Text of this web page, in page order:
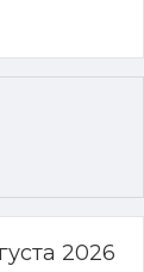
2026